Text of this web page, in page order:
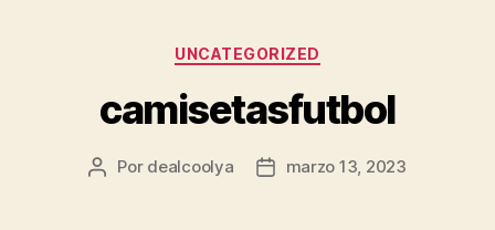
Categorías
UNCATEGORIZED
camisetasfutbol
Autor
Por dealcoolya
Fechamarzo 13, 2023